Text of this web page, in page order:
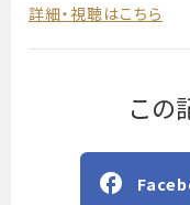
詳細・視聴はこちら
この